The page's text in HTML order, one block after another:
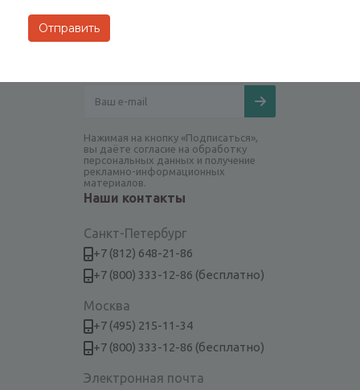
Нажимая на кнопку «Подписаться»,
вы даёте согласие на обработку
персональных данных и получение
рекламно-информационных
материалов.
Наши контакты
Санкт-Петербург
+7 (812) 648-21-86
+7 (800) 333-12-86 (бесплатно)
Москва
+7 (495) 215-11-34
+7 (800) 333-12-86 (бесплатно)
Электронная почта